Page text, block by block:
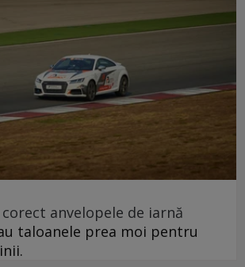
anvelopele de iarnă
taloanele prea moi pentru